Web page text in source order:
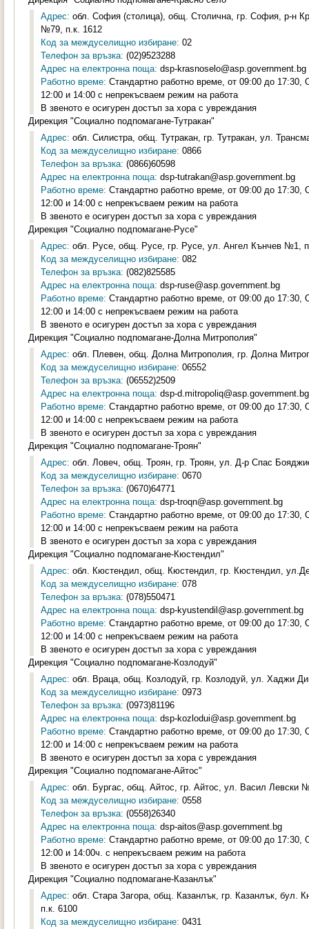
Адрес: обл. София (столица), общ. Столична, гр. София, р-н
№79, п.к. 1612
Код за междуселищно избиране: 02
Телефон за връзка: (02)9523288
Адрес на електронна поща: dsp-krasnoselo@asp.government.bg
Работно време: Стандартно работно време, от 09:00 до
12:00 и 14:00 с непрекъсваем режим на работа
В звеното е осигурен достъп за хора с увреждания
Дирекция "Социално подпомагане-Тутракан"
Адрес: обл. Силистра, общ. Тутракан, гр. Тутракан, ул.
Код за междуселищно избиране: 0866
Телефон за връзка: (0866)60598
Адрес на електронна поща: dsp-tutrakan@asp.government.bg
Работно време: Стандартно работно време, от 09:00 до
12:00 и 14:00 с непрекъсваем режим на работа
В звеното е осигурен достъп за хора с увреждания
Дирекция "Социално подпомагане-Русе"
Адрес: обл. Русе, общ. Русе, гр. Русе, ул. Ангел Кънчев №1,
Код за междуселищно избиране: 082
Телефон за връзка: (082)825585
Адрес на електронна поща: dsp-ruse@asp.government.bg
Работно време: Стандартно работно време, от 09:00 до
12:00 и 14:00 с непрекъсваем режим на работа
В звеното е осигурен достъп за хора с увреждания
Дирекция "Социално подпомагане-Долна Митрополия"
Адрес: обл. Плевен, общ. Долна Митрополия, гр. Долна
Код за междуселищно избиране: 06552
Телефон за връзка: (06552)2509
Адрес на електронна поща: dsp-d.mitropoliq@asp.government.bg
Работно време: Стандартно работно време, от 09:00 до
12:00 и 14:00 с непрекъсваем режим на работа
В звеното е осигурен достъп за хора с увреждания
Дирекция "Социално подпомагане-Троян"
Адрес: обл. Ловеч, общ. Троян, гр. Троян, ул. Д-р Спас
Код за междуселищно избиране: 0670
Телефон за връзка: (0670)64771
Адрес на електронна поща: dsp-troqn@asp.government.bg
Работно време: Стандартно работно време, от 09:00 до
12:00 и 14:00 с непрекъсваем режим на работа
В звеното е осигурен достъп за хора с увреждания
Дирекция "Социално подпомагане-Кюстендил"
Адрес: обл. Кюстендил, общ. Кюстендил, гр. Кюстендил,
Код за междуселищно избиране: 078
Телефон за връзка: (078)550471
Адрес на електронна поща: dsp-kyustendil@asp.government.bg
Работно време: Стандартно работно време, от 09:00 до
12:00 и 14:00 с непрекъсваем режим на работа
В звеното е осигурен достъп за хора с увреждания
Дирекция "Социално подпомагане-Козлодуй"
Адрес: обл. Враца, общ. Козлодуй, гр. Козлодуй, ул. Хаджи
Код за междуселищно избиране: 0973
Телефон за връзка: (0973)81196
Адрес на електронна поща: dsp-kozlodui@asp.government.bg
Работно време: Стандартно работно време, от 09:00 до
12:00 и 14:00 с непрекъсваем режим на работа
В звеното е осигурен достъп за хора с увреждания
Дирекция "Социално подпомагане-Айтос"
Адрес: обл. Бургас, общ. Айтос, гр. Айтос, ул. Васил Левски
Код за междуселищно избиране: 0558
Телефон за връзка: (0558)26340
Адрес на електронна поща: dsp-aitos@asp.government.bg
Работно време: Стандартно работно време, от 09:00 до
12:00 и 14:00ч. с непрекъсваем режим на работа
В звеното е осигурен достъп за хора с увреждания
Дирекция "Социално подпомагане-Казанлък"
Адрес: обл. Стара Загора, общ. Казанлък, гр. Казанлък, бул.
п.к. 6100
Код за междуселищно избиране: 0431